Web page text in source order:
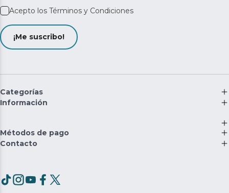
Acepto los Términos y Condiciones
¡Me suscribo!
Categorías
Información
Métodos de pago
Contacto